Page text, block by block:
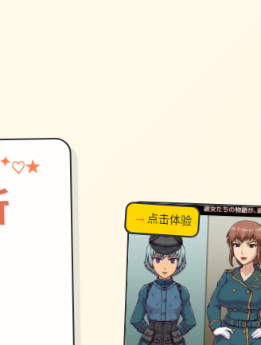
✦♡
★
↗超棒！
→点击体验